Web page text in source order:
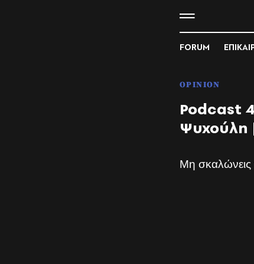
FORUM
OPINION
Podcast
Ψυχούλη |
Μη σκαλώνεις